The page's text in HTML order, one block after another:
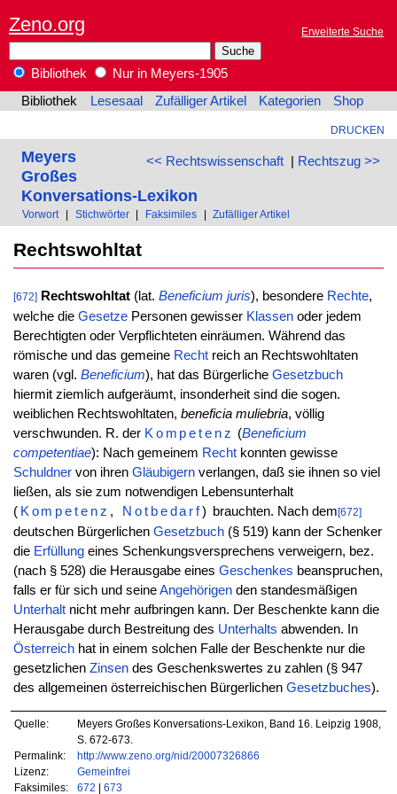
Zeno.org Erweiterte Suche
Bibliothek
Nur in Meyers-1905
Bibliothek
Lesesaal Zufälliger Artikel Kategorien Shop
DRUCKEN
<< Rechtswissenschaft| Rechtszug >>
Meyers
Großes
Konversations-Lexikon
Vorwort Stichwörter Faksimiles Zufälliger Artikel
Rechtswohltat
[672] Rechtswohltat(lat. Beneficium juris), besondere Rechte,
welche die GesetzePersonen gewisser Klassenoder jedem
Berechtigten oder Verpflichteten einräumen. Während das
römische und das gemeine Rechtreich an Rechtswohltaten
waren (vgl. Beneficium), hat das Bürgerliche Gesetzbuch
hiermit ziemlich aufgeräumt, insonderheit sind die sogen.
weiblichen Rechtswohltaten, beneficia muliebria, völlig
verschwunden. R. der Kompetenz (Beneficium
competentiae): Nach gemeinem Rechtkonnten gewisse
Schuldnervon ihren Gläubigernverlangen, daß sie ihnen so viel
ließen, als sie zum notwendigen Lebensunterhalt
( Kompetenz , Notbedarf) brauchten. Nach dem[672]
deutschen Bürgerlichen Gesetzbuch(§ 519) kann der Schenker
die Erfüllungeines Schenkungsversprechens verweigern, bez.
(nach § 528) die Herausgabe eines Geschenkes beanspruchen,
falls er für sich und seineAngehörigenden standesmäßigen
Unterhaltnicht mehr aufbringen kann. Der Beschenkte kann die
Herausgabe durch Bestreitung des Unterhalts abwenden. In
Österreichhat in einem solchen Falle der Beschenkte nur die
gesetzlichen Zinsendes Geschenkswertes zu zahlen (§ 947
des allgemeinen österreichischen Bürgerlichen Gesetzbuches).
Quelle:
Meyers Großes Konversations-Lexikon, Band 16. Leipzig 1908,
S. 672-673.
Permalink:
http://www.zeno.org/nid/20007326866
Lizenz:
Gemeinfrei
Faksimiles:
672 | 673